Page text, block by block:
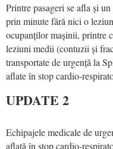
Printre pasageri se afla și
prin minute fără nici o
ocupanților mașinii, printre
leziuni medii (contuzii și
transportate de urgență la
aflate în stop cardio-
UPDATE 2
Echipajele medicale de
aflată în stop cardio-